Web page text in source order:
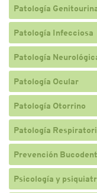
Patología
Patología Infecciosa
Patología
Patología Ocular
Patología Otorrino
Patología
Prevención
Psicología y